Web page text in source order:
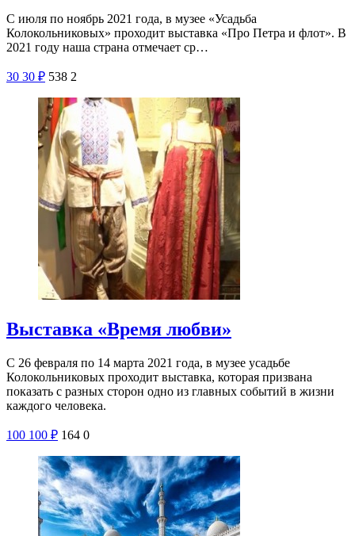
С июля по ноябрь 2021 года, в музее «Усадьба
Колокольниковых» проходит выставка «Про Петра и флот». В
2021 году наша страна отмечает ср…
30 30 ₽ 538 2
Выставка «Время любви»
С 26 февраля по 14 марта 2021 года, в музее усадьбе
Колокольниковых проходит выставка, которая призвана
показать с разных сторон одно из главных событий в жизни
каждого человека.
100 100 ₽ 164 0